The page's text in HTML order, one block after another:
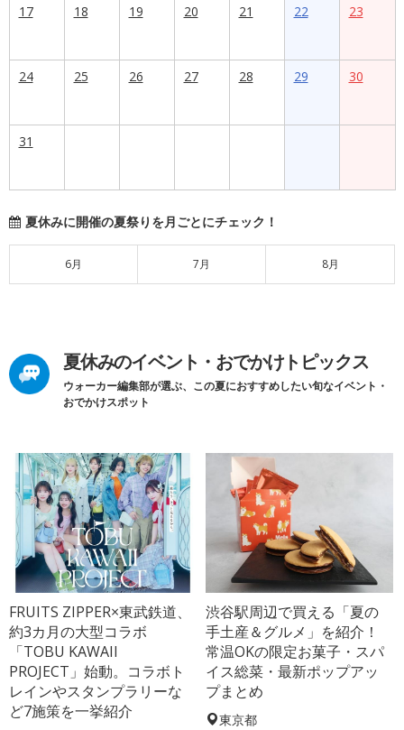
17
18 19 20 21 22 23
24 25 26 27 28 29 30
31
夏休みに開催の夏祭りを月ごとにチェック！
6月 7月 8月
夏休みのイベント・おでかけトピックス
ウォーカー編集部が選ぶ、この夏におすすめしたい旬なイベント・
おでかけスポット
FRUITS ZIPPER×東武鉄道、
約3カ月の大型コラボ
「TOBU KAWAII
PROJECT」始動。コラボト
レインやスタンプラリーな
ど7施策を一挙紹介
渋谷駅周辺で買える「夏の
手土産＆グルメ」を紹介！
常温OKの限定お菓子・スパ
イス総菜・最新ポップアッ
プまとめ
東京都